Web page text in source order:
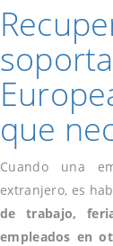
que
Cuando una
extranjero, es
de trabajo,
empleados en